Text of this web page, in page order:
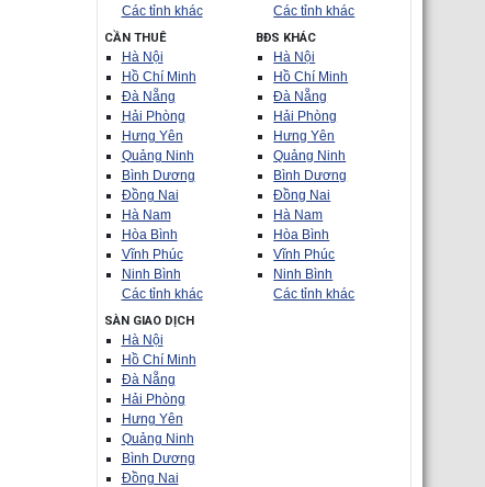
Các tỉnh khác
Các tỉnh khác
CẦN THUÊ
Hà Nội
Hồ Chí Minh
Đà Nẵng
Hải Phòng
Hưng Yên
Quảng Ninh
Bình Dương
Đồng Nai
Hà Nam
Hòa Bình
Vĩnh Phúc
Ninh Bình
Các tỉnh khác
BĐS KHÁC
Hà Nội
Hồ Chí Minh
Đà Nẵng
Hải Phòng
Hưng Yên
Quảng Ninh
Bình Dương
Đồng Nai
Hà Nam
Hòa Bình
Vĩnh Phúc
Ninh Bình
Các tỉnh khác
SÀN GIAO DỊCH
Hà Nội
Hồ Chí Minh
Đà Nẵng
Hải Phòng
Hưng Yên
Quảng Ninh
Bình Dương
Đồng Nai